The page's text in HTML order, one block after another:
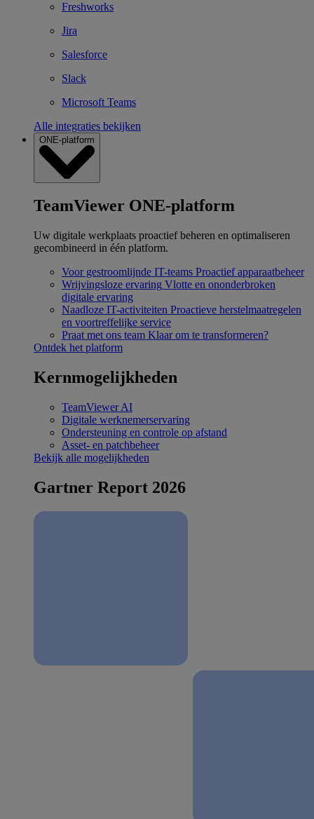
Freshworks
Jira
Salesforce
Slack
Microsoft Teams
Alle integraties bekijken
ONE-platform
TeamViewer ONE-platform
Uw digitale werkplaats proactief beheren en optimaliseren
gecombineerd in één platform.
Voor gestroomlijnde IT-teams Proactief apparaatbeheer
Wrijvingsloze ervaring Vlotte en ononderbroken
digitale ervaring
Naadloze IT-activiteiten Proactieve herstelmaatregelen
en voortreffelijke service
Praat met ons team Klaar om te transformeren?
Ontdek het platform
Kernmogelijkheden
TeamViewer AI
Digitale werknemerservaring
Ondersteuning en controle op afstand
Asset- en patchbeheer
Bekijk alle mogelijkheden
Gartner Report 2026